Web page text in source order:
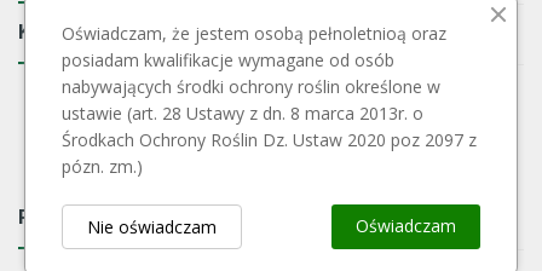
Kontakt
Payment Block
Oświadczam, że jestem osobą pełnoletnioą oraz
posiadam kwalifikacje wymagane od osób
nabywających środki ochrony roślin określone w
ustawie (art. 28 Ustawy z dn. 8 marca 2013r. o
Środkach Ochrony Roślin Dz. Ustaw 2020 poz 2097 z
pózn. zm.)
Oświadczam
Nie oświadczam